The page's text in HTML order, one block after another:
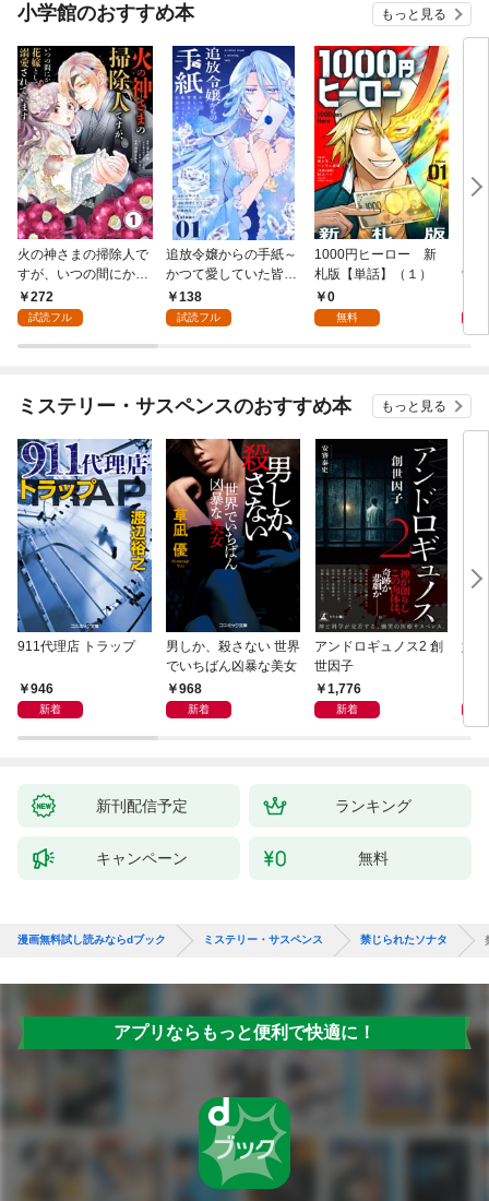
小学館のおすすめ本 もっと見る
火の神さまの掃除人で
すが、いつの間にか花
嫁として溺愛されてい
ます【単話】（１）
272
試読フル
追放令嬢からの手紙～
かつて愛していた皆さ
まへ 私のことなどお忘
れですか？～【単話】
138
試読フル
1000円ヒーロー 新
札版【単話】（１）
0
無料
9.5
ミステリー・サスペンスのおすすめ本 もっと見る
911代理店 トラップ
946
新着
男しか、殺さない 世界
でいちばん凶暴な美女
968
新着
アンドロギュノス2 創
世因子
1,776
新着
姐
新刊配信予定 ランキング
キャンペーン 無料
漫画無料試し読みならdブック ミステリー・サスペンス 禁じられたソナタ
アプリならもっと便利で快適に！